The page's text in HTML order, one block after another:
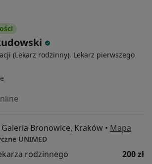
(Lekarz rodzinny), Lekarz pierwszego
Galeria Bronowice, Kraków • Mapa
UNIMED
rodzinnego
200 zł